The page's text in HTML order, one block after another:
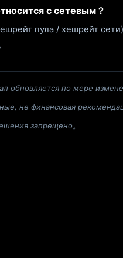
с сетевым？
пула / хешрейт
обновляется по мере
не финансовая
запрещено。